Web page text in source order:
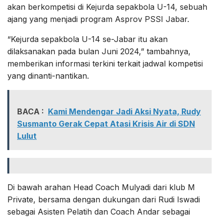
akan berkompetisi di Kejurda sepakbola U-14, sebuah
ajang yang menjadi program Asprov PSSI Jabar.
“Kejurda sepakbola U-14 se-Jabar itu akan
dilaksanakan pada bulan Juni 2024,” tambahnya,
memberikan informasi terkini terkait jadwal kompetisi
yang dinanti-nantikan.
BACA : Kami Mendengar Jadi Aksi Nyata, Rudy
Susmanto Gerak Cepat Atasi Krisis Air di SDN
Lulut
Di bawah arahan Head Coach Mulyadi dari klub M
Private, bersama dengan dukungan dari Rudi Iswadi
sebagai Asisten Pelatih dan Coach Andar sebagai